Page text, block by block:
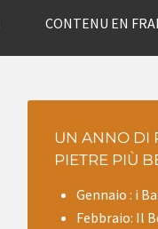
CONTENU EN
UN ANNO DI
PIETRE PIÙ
Gennaio : i
Febbraio: Il